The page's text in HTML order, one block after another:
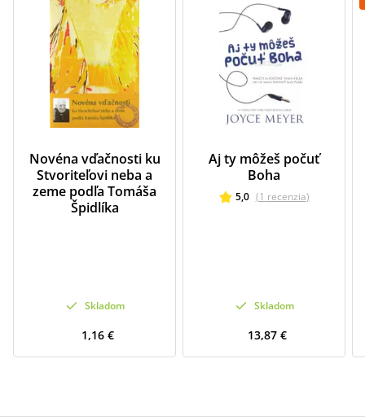
Novéna vďačnosti ku
Stvoriteľovi neba a
zeme podľa Tomáša
Špidlíka
Skladom
1,16 €
Aj ty môžeš počuť
Boha
5,0 (1 recenzia)
Skladom
13,87 €